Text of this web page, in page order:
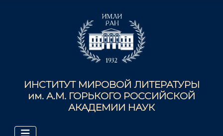
ИНСТИТУТ МИРОВОЙ ЛИТЕРАТУРЫ
им. А.М. ГОРЬКОГО РОССИЙСКОЙ
АКАДЕМИИ НАУК